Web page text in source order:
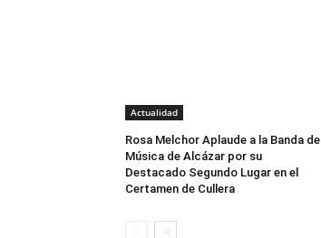
Actualidad
Rosa Melchor Aplaude a la Banda de
Música de Alcázar por su
Destacado Segundo Lugar en el
Certamen de Cullera